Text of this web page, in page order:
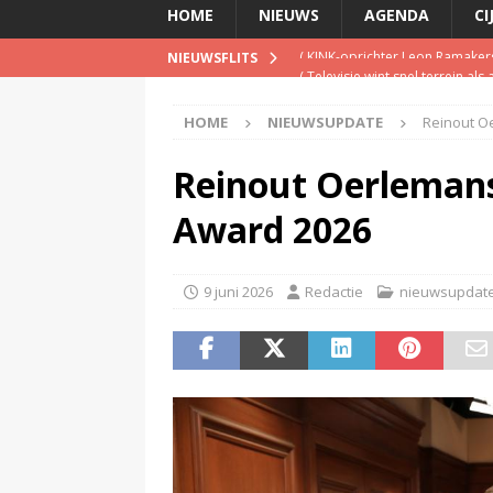
HOME NIEUWS AGENDA
NIEUWSFLITS ( Televisie wint snel terrein
(Schrijf je nu in voor de
TalkRadio lanceert meest
KINK-oprichter Leon
HOME NIEUWSUPDATE Reinout
Reinout
Award 2026
9 juni 2026 Redactie